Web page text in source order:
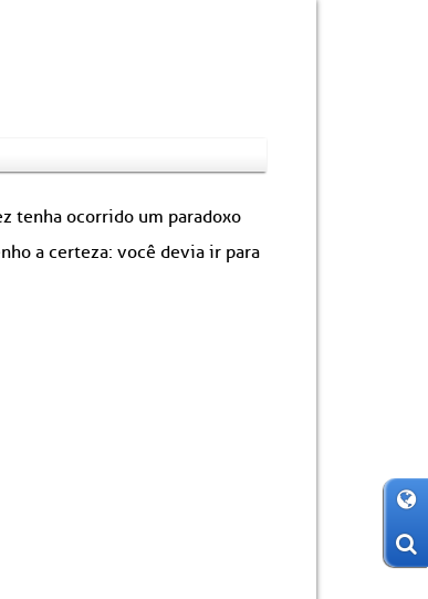
tenha ocorrido um paradoxo
a certeza: você devia ir para